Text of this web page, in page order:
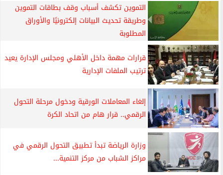
التموين تكشف أسباب وقف بطاقات التموين
وطريقة تحديث البيانات إلكترونيًا والأوراق
المطلوبة
قرارات مهمة داخل الأهلي ومجلس الإدارة يعيد
ترتيب الملفات الإدارية
إلغاء المعاملات الورقية ودخول مرحلة التحول
الرقمي.. قرار هام من اتحاد الكرة
وزارة الرياضة تبدأ تطبيق التحول الرقمي في
مراكز الشباب من مركز التنمية...